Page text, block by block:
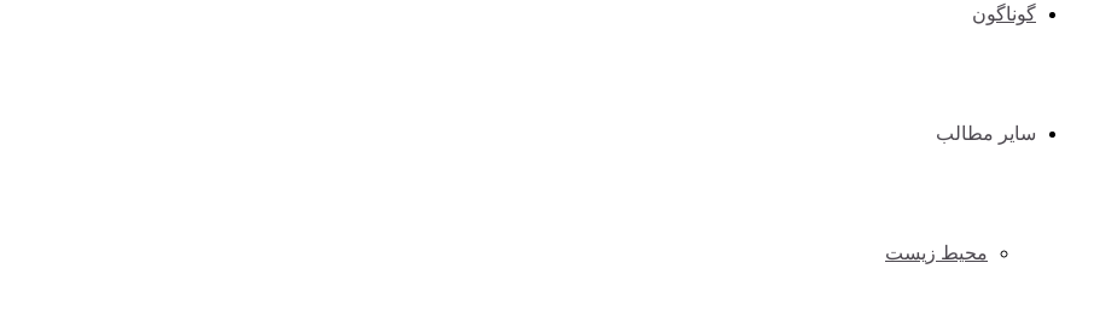
گوناگون
سایر مطالب
محیط زیست